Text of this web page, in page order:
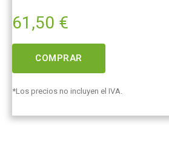
61,50 €
COMPRAR
*Los precios no incluyen el IVA.